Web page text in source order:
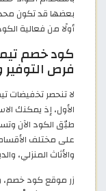
بعضها قد تكون
أولًا من فعالية
فرص التوفير
الأول، إذ يمكنك
على مختلف الأقسام،
والأثاث المنزلي،